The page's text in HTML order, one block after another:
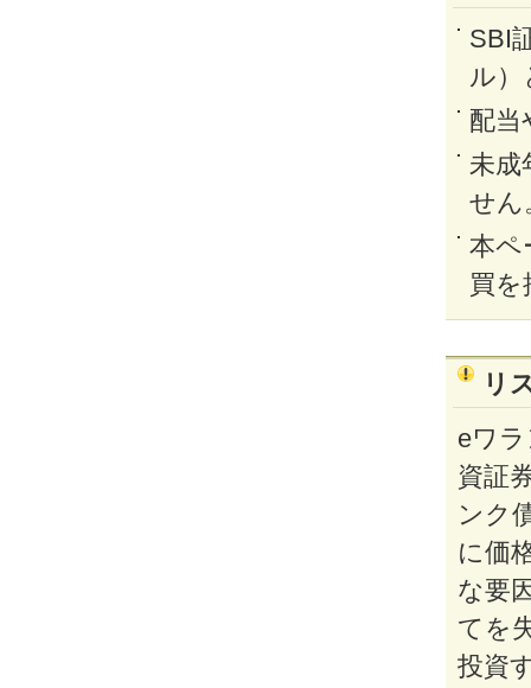
SBI
ル）
配当
未成
せん
本ペ
買
リ
eワ
資証
ンク
に価
な要
てを
投資